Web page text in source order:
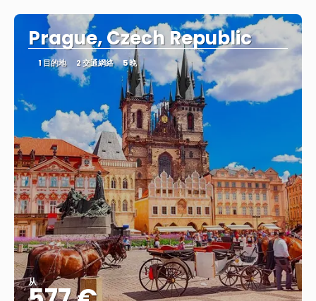
Prague, Czech Republic
1 目的地 2 交通網絡 5 晚
从